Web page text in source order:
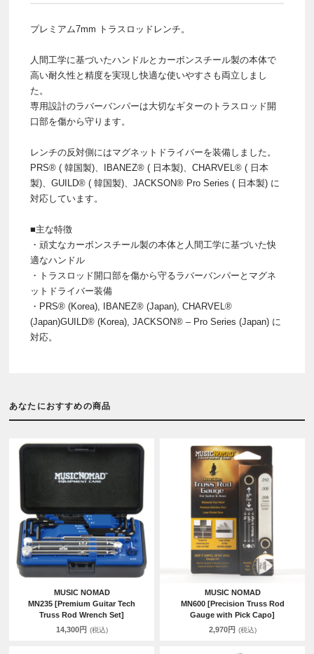
プレミアム7mm トラスロッドレンチ。
人間工学に基づいたハンドルとカーボンスチール製の本体で
高い耐久性と精度を実現し快適な使いやすさも両立しまし
た。
専用設計のラバーバンパーは大切なギターのトラスロッド開
口部を傷から守ります。
レンチの反対側にはマグネットドライバーを装備しました。
PRS® ( 韓国製)、IBANEZ® ( 日本製)、CHARVEL® ( 日本
製)、GUILD® ( 韓国製)、JACKSON® Pro Series ( 日本製) に
対応しています。
■主な特徴
・頑丈なカーボンスチール製の本体と人間工学に基づいた快
適なハンドル
・トラスロッド開口部を傷から守るラバーバンパーとマグネ
ットドライバー装備
・PRS® (Korea), IBANEZ® (Japan), CHARVEL®
(Japan)GUILD® (Korea), JACKSON® – Pro Series (Japan) に
対応。
あなたにおすすめの商品
MUSIC NOMAD
MN235 [Premium Guitar Tech
Truss Rod Wrench Set]
14,300円 (税込)
MUSIC NOMAD
MN600 [Precision Truss Rod
Gauge with Pick Capo]
2,970円 (税込)